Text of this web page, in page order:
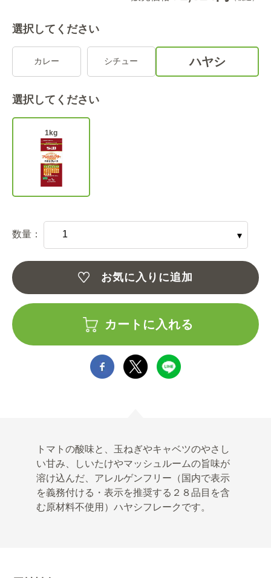
選択してください
カレー シチュー ハヤシ
選択してください
1kg
数量：
お気に入りに追加
カートに入れる
トマトの酸味と、玉ねぎやキャベツのやさし
い甘み、しいたけやマッシュルームの旨味が
溶け込んだ、アレルゲンフリー（国内で表示
を義務付ける・表示を推奨する２８品目を含
む原材料不使用）ハヤシフレークです。